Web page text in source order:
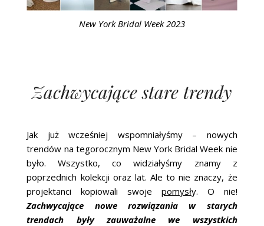
New York Bridal Week 2023
Zachwycające stare trendy
Jak już wcześniej wspomniałyśmy – nowych
trendów na tegorocznym New York Bridal Week nie
było. Wszystko, co widziałyśmy znamy z
poprzednich kolekcji oraz lat. Ale to nie znaczy, że
projektanci kopiowali swoje pomysły. O nie!
Zachwycające nowe rozwiązania w starych
trendach były zauważalne we wszystkich